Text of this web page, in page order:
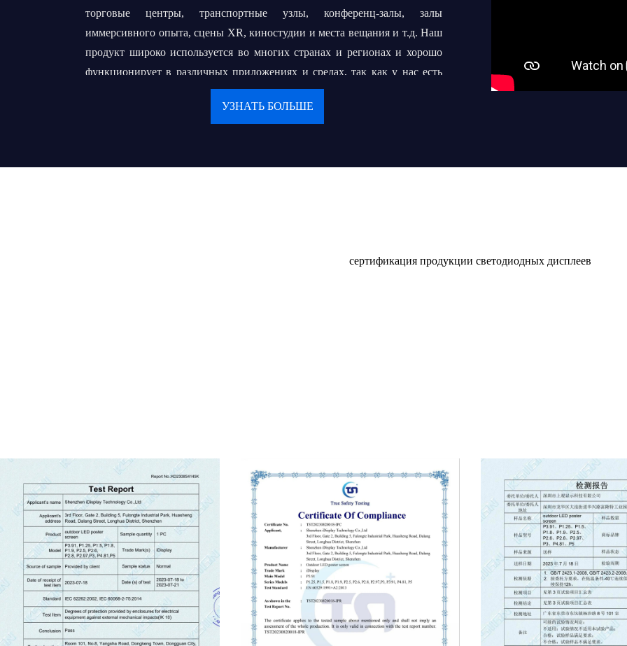
торговые центры, транспортные узлы, конференц-залы, залы
иммерсивного опыта, сцены XR, киностудии и места вещания и т.д. Наш
продукт широко используется во многих странах и регионах и хорошо
функционирует в различных приложениях и средах, так как у нас есть
большой опыт в OEM и ODM.
всемирно известный бренд, который поможет сотням или даже тысячам
УЗНАТЬ БОЛЬШЕ
сертификация продукции светодиодных дисплеев